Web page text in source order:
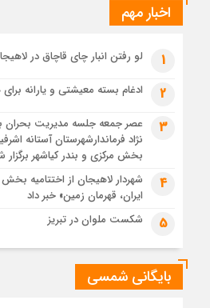
1 ماه قبل
1 ماه قبل
رئوف
تصاویر هوایی مراسم تشییع پیکر
مراسم تشییع پیکر مطهر آقای شهید
تصاویری از تراکم جمعیت حاضر در
اشرف
اخبار مهم
1 لو رفتن انبار چای قاچاق در
2 ادغام بسته معیشتی و یارانه
3
عصر جمعه جلسه مدیریت
نژاد فرماندارشهرستان آستانه
بخش مرکزی و بندر کیاشهر برگزار
4
شهردار لاهیجان از اختتامیه
ایران، قهرمان زمین» خبر داد
5 شکست ملوان در تبریز
بایگانی شمسی